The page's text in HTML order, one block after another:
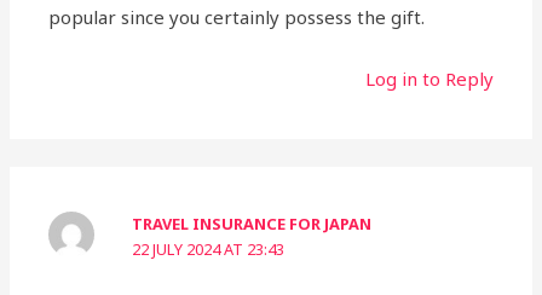
popular since you certainly possess the gift.
Log in to Reply
TRAVEL INSURANCE FOR JAPAN
22 JULY 2024 AT 23:43